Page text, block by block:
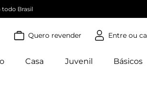
todo Brasil
Quero revender
Casa Juvenil Básicos